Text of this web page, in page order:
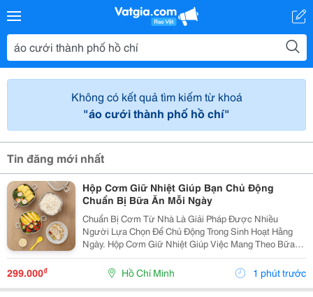
Không có kết quả tìm kiếm từ khoá
"áo cưới thành phố hồ chí"
Tin đăng mới nhất
Hộp Cơm Giữ Nhiệt Giúp Bạn Chủ Động
Chuẩn Bị Bữa Ăn Mỗi Ngày
Chuẩn Bị Cơm Từ Nhà Là Giải Pháp Được Nhiều
Người Lựa Chọn Để Chủ Động Trong Sinh Hoạt Hằng
Ngày. Hộp Cơm Giữ Nhiệt Giúp Việc Mang Theo Bữa
Ăn Trở Nên Thuận Tiện Hơn, Phù Hợp Cho Học Sinh,
Sinh Viên, Nhân Viên Văn Phòng Và Những Người
Thường Xuyên Di...
299.000₫ Hồ Chí Minh 1 phút trước